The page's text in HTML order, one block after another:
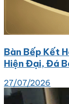
Bàn Bếp Kết
Hiện Đại, Đá
27/07/2026